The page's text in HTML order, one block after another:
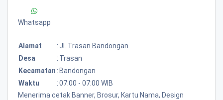
Whatsapp
Alamat : Jl. Trasan Bandongan
Desa
: Trasan
Kecamatan : Bandongan
Waktu
:07:00 - 07:00 WIB
Menerima cetak Banner, Brosur, Kartu Nama, Design